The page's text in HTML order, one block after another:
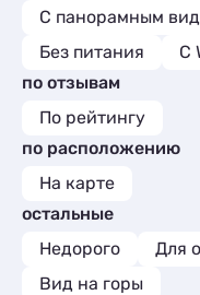
С панорамным
Без питания
С
по отзывам
По рейтингу
по расположению
На карте
остальные
Недорого
Для
Вид на горы